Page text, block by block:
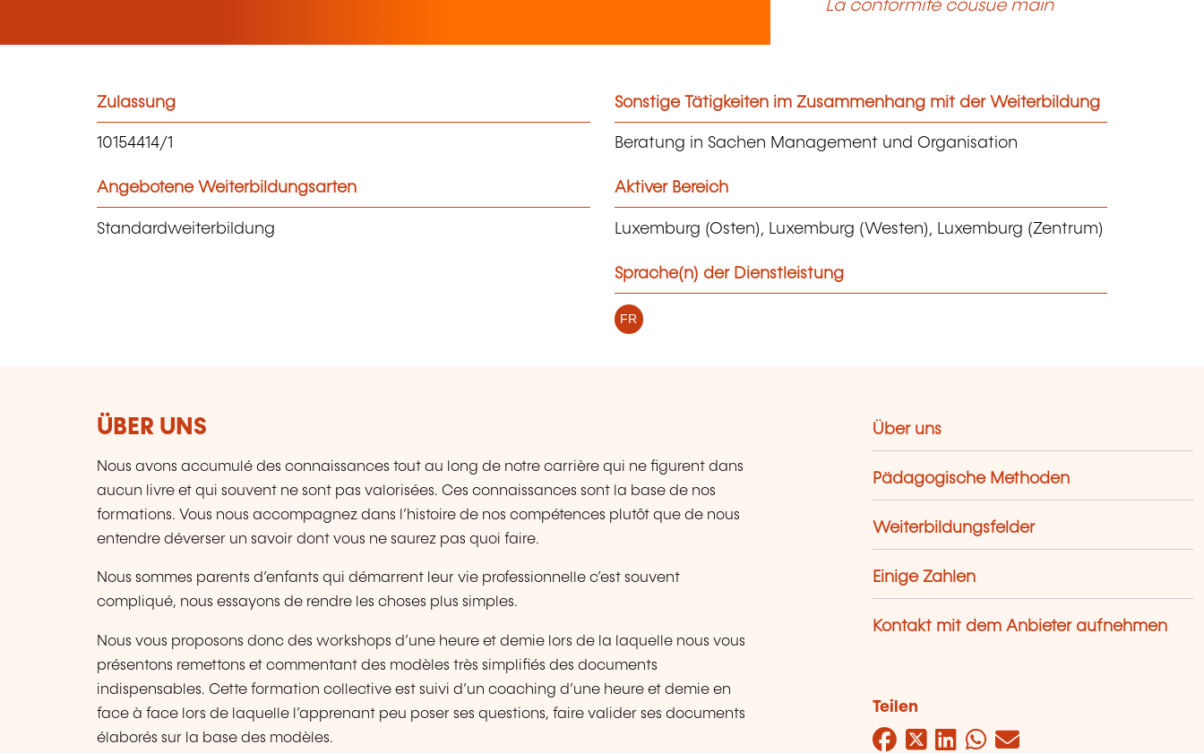
La conformité cousue main
Zulassung
10154414/1
Angebotene Weiterbildungsarten
Standardweiterbildung
Sonstige Tätigkeiten im Zusammenhang mit der Weiterbildung
Beratung in Sachen Management und Organisation
Aktiver Bereich
Luxemburg (Osten), Luxemburg (Westen), Luxemburg (Zentrum)
Sprache(n) der Dienstleistung
FR
ÜBER UNS
Nous avons accumulé des connaissances tout au long de notre carrière qui ne figurent dans
aucun livre et qui souvent ne sont pas valorisées. Ces connaissances sont la base de nos
formations. Vous nous accompagnez dans l’histoire de nos compétences plutôt que de nous
entendre déverser un savoir dont vous ne saurez pas quoi faire.
Nous sommes parents d’enfants qui démarrent leur vie professionnelle c’est souvent
compliqué, nous essayons de rendre les choses plus simples.
Nous vous proposons donc des workshops d’une heure et demie lors de la laquelle nous vous
présentons remettons et commentant des modèles très simplifiés des documents
indispensables. Cette formation collective est suivi d’un coaching d’une heure et demie en
face à face lors de laquelle l’apprenant peu poser ses questions, faire valider ses documents
élaborés sur la base des modèles.
Über uns
Pädagogische Methoden
Weiterbildungsfelder
Einige Zahlen
Kontakt mit dem Anbieter aufnehmen
Teilen
Facebook
Twitter
LinkedIn
WhatsApp
Mail